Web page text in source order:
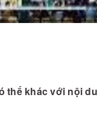
khác với nội